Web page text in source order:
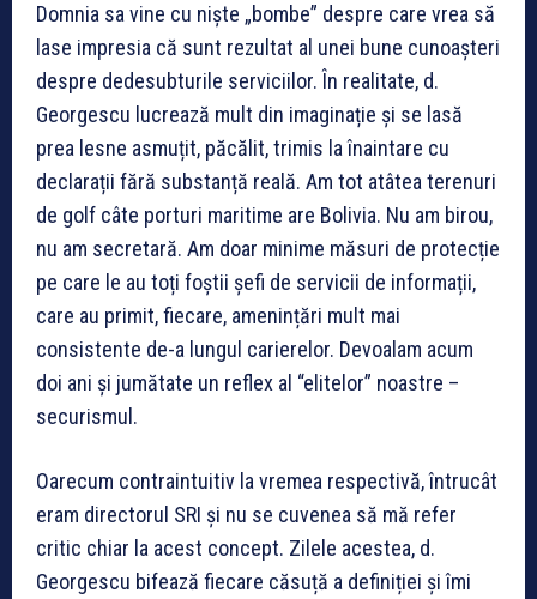
Domnia sa vine cu niște „bombe” despre care vrea să
lase impresia că sunt rezultat al unei bune cunoașteri
despre dedesubturile serviciilor. În realitate, d.
Georgescu lucrează mult din imaginație și se lasă
prea lesne asmuțit, păcălit, trimis la înaintare cu
declarații fără substanță reală. Am tot atâtea terenuri
de golf câte porturi maritime are Bolivia. Nu am birou,
nu am secretară. Am doar minime măsuri de protecție
pe care le au toți foștii șefi de servicii de informații,
care au primit, fiecare, amenințări mult mai
consistente de-a lungul carierelor. Devoalam acum
doi ani și jumătate un reflex al “elitelor” noastre –
securismul.
Oarecum contraintuitiv la vremea respectivă, întrucât
eram directorul SRI și nu se cuvenea să mă refer
critic chiar la acest concept. Zilele acestea, d.
Georgescu bifează fiecare căsuță a definiției și îmi